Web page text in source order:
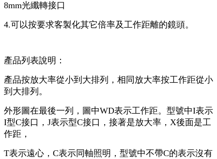
8mm光纖轉接口
4.可以按要求客製化其它倍率及工作距離的鏡頭。
產品列表說明：
產品按放大率從小到大排列，相同放大率按工作距從小
到大排列。
外形圖在最後一列，圖中WD表示工作距。型號中I表示
I型C接口，J表示型C接口，接著是放大率，X後面是工
作距，
T表示遠心，C表示同軸照明，型號中不帶C的表示沒有